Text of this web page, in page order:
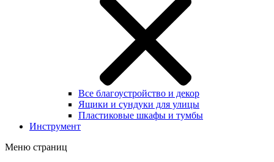
Все благоустройство и декор
Ящики и сундуки для улицы
Пластиковые шкафы и тумбы
Инструмент
Меню страниц